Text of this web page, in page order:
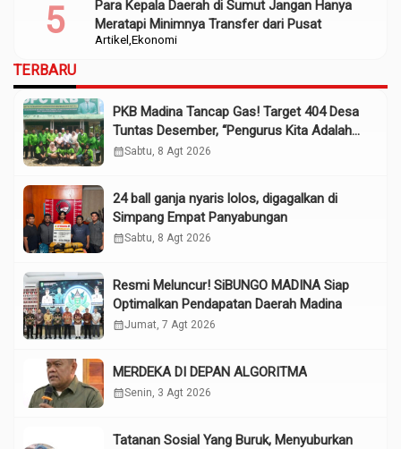
Artikel Ekonomi
Para Kepala Daerah di Sumut Jangan Hanya
Meratapi Minimnya Transfer dari Pusat
TERBARU
PKB Madina Tancap Gas! Target 404 Desa
Tuntas Desember, “Pengurus Kita Adalah
Tokoh”
calendar_monthSabtu, 8 Agt 2026
24 ball ganja nyaris lolos, digagalkan di
Simpang Empat Panyabungan
calendar_monthSabtu, 8 Agt 2026
Resmi Meluncur! SiBUNGO MADINA Siap
Optimalkan Pendapatan Daerah Madina
calendar_monthJumat, 7 Agt 2026
MERDEKA DI DEPAN ALGORITMA
calendar_monthSenin, 3 Agt 2026
Tatanan Sosial Yang Buruk, Menyuburkan